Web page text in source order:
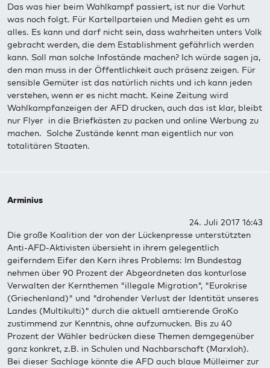
Das was hier beim Wahlkampf passiert, ist nur die Vorhut
was noch folgt. Für Kartellparteien und Medien geht es um
alles. Es kann und darf nicht sein, dass wahrheiten unters Volk
gebracht werden, die dem Establishment gefährlich werden
kann. Soll man solche Infostände machen? Ich würde sagen ja,
den man muss in der Öffentlichkeit auch präsenz zeigen. Für
sensible Gemüter ist das natürlich nichts und ich kann jeden
verstehen, wenn er es nicht macht. Keine Zeitung wird
Wahlkampfanzeigen der AFD drucken, auch das ist klar, bleibt
nur Flyer in die Briefkästen zu packen und online Werbung zu
machen. Solche Zustände kennt man eigentlich nur von
totalitären Staaten.
Arminius
24. Juli 2017 16:43
Die große Koalition der von der Lückenpresse unterstützten
Anti-AFD-Aktivisten übersieht in ihrem gelegentlich
geiferndem Eifer den Kern ihres Problems: Im Bundestag
nehmen über 90 Prozent der Abgeordneten das konturlose
Verwalten der Kernthemen "illegale Migration", "Eurokrise
(Griechenland)" und "drohender Verlust der Identität unseres
Landes (Multikulti)" durch die aktuell amtierende GroKo
zustimmend zur Kenntnis, ohne aufzumucken. Bis zu 40
Prozent der Wähler bedrücken diese Themen demgegenüber
ganz konkret, z.B. in Schulen und Nachbarschaft (Marxloh).
Bei dieser Sachlage könnte die AFD auch blaue Mülleimer zur